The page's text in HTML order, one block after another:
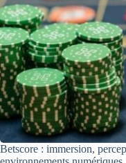
Betscore : immersion,